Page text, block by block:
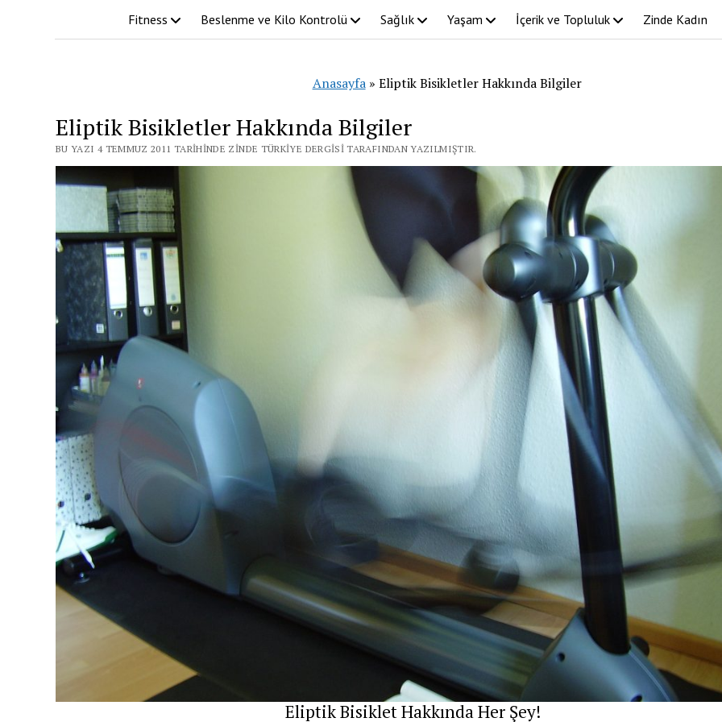
Fitness Beslenme ve Kilo Kontrolü Sağlık Yaşam İçerik ve Topluluk Zinde Kadın
Anasayfa» Eliptik Bisikletler Hakkında Bilgiler
Eliptik Bisikletler Hakkında Bilgiler
BU YAZI 4 TEMMUZ 2011 TARIHINDE ZINDE TÜRKIYE DERGISI TARAFINDAN YAZILMIŞTIR.
Eliptik Bisiklet Hakkında Her Şey!